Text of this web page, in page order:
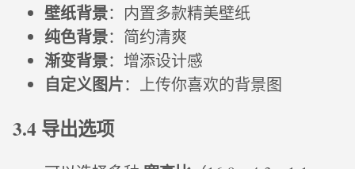
壁纸背景：内置多款精美壁纸
纯色背景：简约清爽
渐变背景：增添设计感
自定义图片：上传你喜欢的背景图
3.4 导出选项